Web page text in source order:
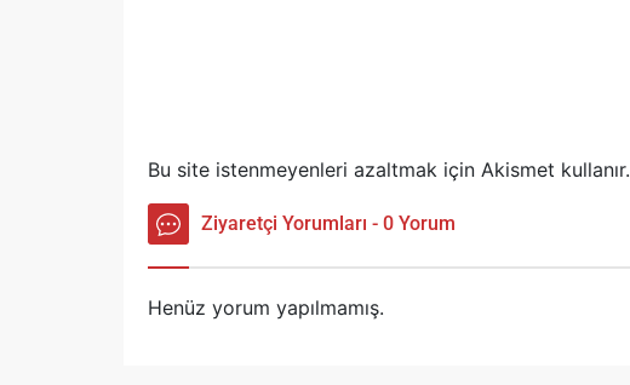
Bu site istenmeyenleri azaltmak için Akismet kullanır.
Ziyaretçi Yorumları - 0 Yorum
Henüz yorum yapılmamış.